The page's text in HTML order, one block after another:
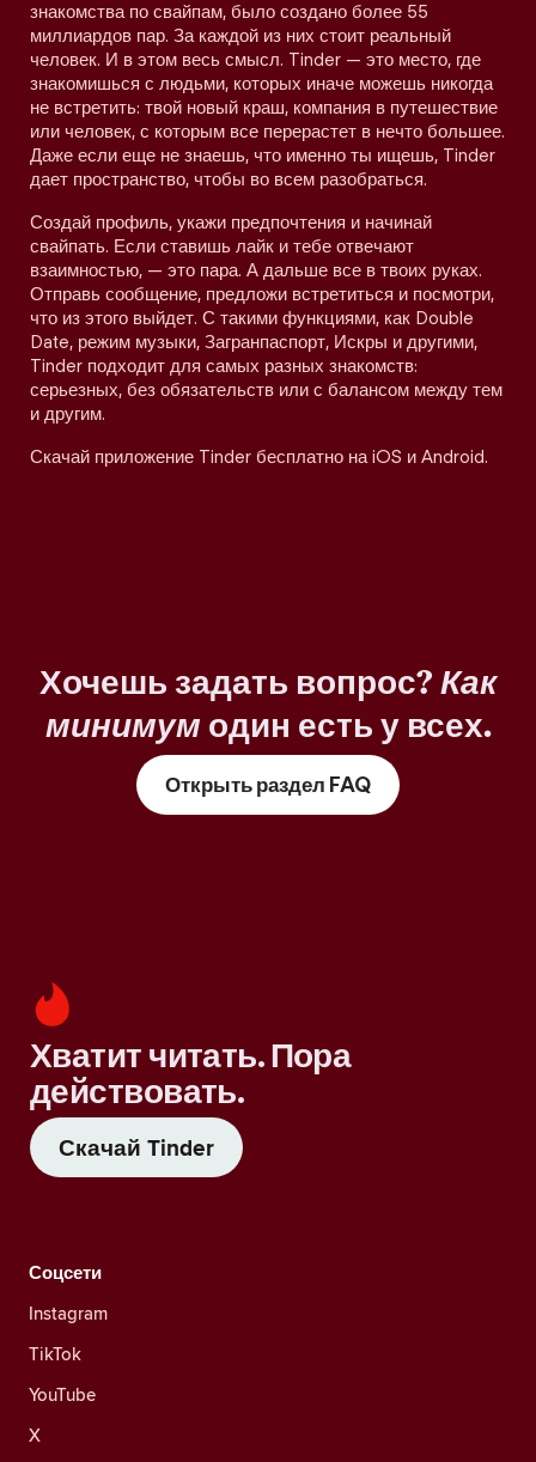
знакомства по свайпам, было создано более 55
миллиардов пар. За каждой из них стоит реальный
человек. И в этом весь смысл. Tinder — это место, где
знакомишься с людьми, которых иначе можешь никогда
не встретить: твой новый краш, компания в путешествие
или человек, с которым все перерастет в нечто большее.
Даже если еще не знаешь, что именно ты ищешь, Tinder
дает пространство, чтобы во всем разобраться.
Создай профиль, укажи предпочтения и начинай
свайпать. Если ставишь лайк и тебе отвечают
взаимностью, — это пара. А дальше все в твоих руках.
Отправь сообщение, предложи встретиться и посмотри,
что из этого выйдет. С такими функциями, как Double
Date, режим музыки, Загранпаспорт, Искры и другими,
Tinder подходит для самых разных знакомств:
серьезных, без обязательств или с балансом между тем
и другим.
Скачай приложение Tinder бесплатно на iOS и Android.
Хочешь задать вопрос? Как
минимум один есть у всех.
Открыть раздел FAQ
Хватит читать. Пора
действовать.
Скачай Tinder
Соцсети
Instagram
TikTok
YouTube
X